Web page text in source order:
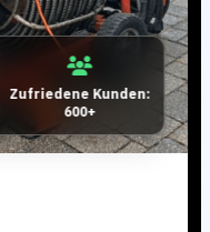
Zufriedene Kunden:
600+